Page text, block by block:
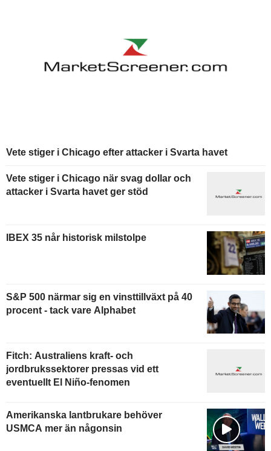
Vete stiger i Chicago efter attacker i Svarta havet
Vete stiger i Chicago när svag dollar och
attacker i Svarta havet ger stöd
IBEX 35 når historisk milstolpe
S&P 500 närmar sig en vinsttillväxt på 40
procent - tack vare Alphabet
Fitch: Australiens kraft- och
jordbrukssektorer pressas vid ett
eventuellt El Niño-fenomen
Amerikanska lantbrukare behöver
USMCA mer än någonsin